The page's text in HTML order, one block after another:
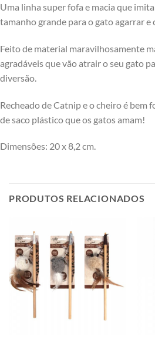
Uma linha super fofa e macia que
tamanho grande para o gato agarrar e
Feito de material maravilhosamente
agradáveis que vão atrair o seu gato
diversão.
Recheado de Catnip e o cheiro é bem
de saco plástico que os gatos amam!
Dimensões: 20 x 8,2 cm.
PRODUTOS RELACIONADOS